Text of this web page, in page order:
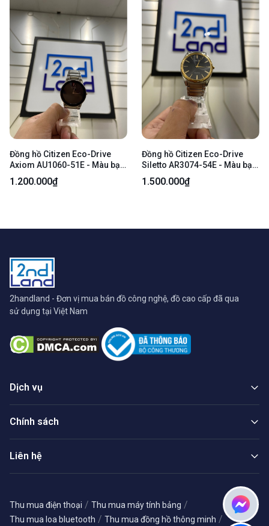
Đồng hồ Citizen Eco-Drive
Axiom AU1060-51E - Màu bạc
- Ngoại hình: 97% - Xước
sườn, lưng - Body
1.200.000₫
Đồng hồ Citizen Eco-Drive
Siletto AR3074-54E - Màu bạc
- Ngoại hình: 97% - Xước sườn
lưng - Body
1.500.000₫
2handland - Đơn vị mua bán đồ công nghệ, đồ cao cấp đã qua
sử dụng tại Việt Nam
Dịch vụ
Chính sách
Liên hệ
Thu mua điện thoại / Thu mua máy tính bảng /
Thu mua loa bluetooth / Thu mua đồng hồ thông minh /